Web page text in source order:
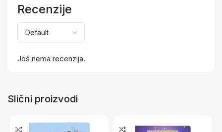
Recenzije
Još nema recenzija.
Slični proizvodi